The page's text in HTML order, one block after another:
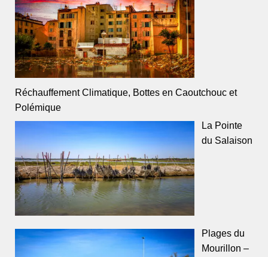
Réchauffement Climatique, Bottes en Caoutchouc et
Polémique
La Pointe
du Salaison
Plages du
Mourillon –